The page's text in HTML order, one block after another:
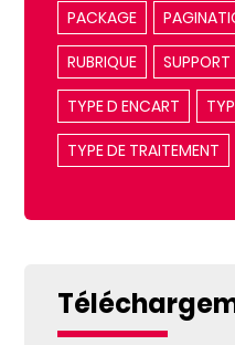
PACKAGE
RUBRIQUE
SUPPORT
TYPE D ENCART
TYPE DE TRAITEMENT